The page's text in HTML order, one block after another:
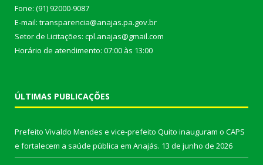
Fone: (91) 92000-9087
E-mail: transparencia@anajas.pa.gov.br
Setor de Licitações: cpl.anajas@gmail.com
Horário de atendimento: 07:00 às 13:00
ÚLTIMAS PUBLICAÇÕES
Prefeito Vivaldo Mendes e vice-prefeito Quito inauguram o CAPS
e fortalecem a saúde pública em Anajás. 13 de junho de 2026